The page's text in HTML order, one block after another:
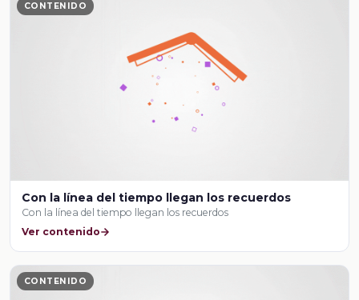
CONTENIDO
Con la línea del tiempo llegan los recuerdos
Con la línea del tiempo llegan los recuerdos
Ver contenido
CONTENIDO